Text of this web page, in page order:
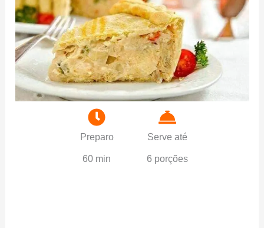
Preparo
60 min
Serve até
6 porções